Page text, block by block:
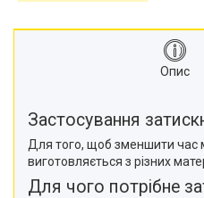
Опис
Застосування
Для того, щоб зменшити час
виготовляється з різних
Для чого потрібне